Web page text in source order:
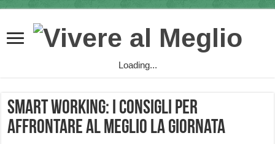
Loading...
Smart Working: i consigli per
affrontare al meglio la giornata